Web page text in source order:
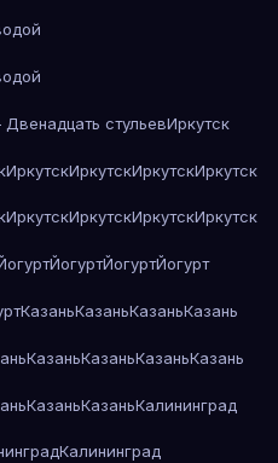
стульевИркутск
ИркутскИркутскИркутскИркутск
ИркутскИркутскИркутскИркутск
ЙогуртЙогуртЙогурт
КазаньКазаньКазаньКазань
КазаньКазаньКазаньКазань
КазаньКазаньКалининград
Калининград